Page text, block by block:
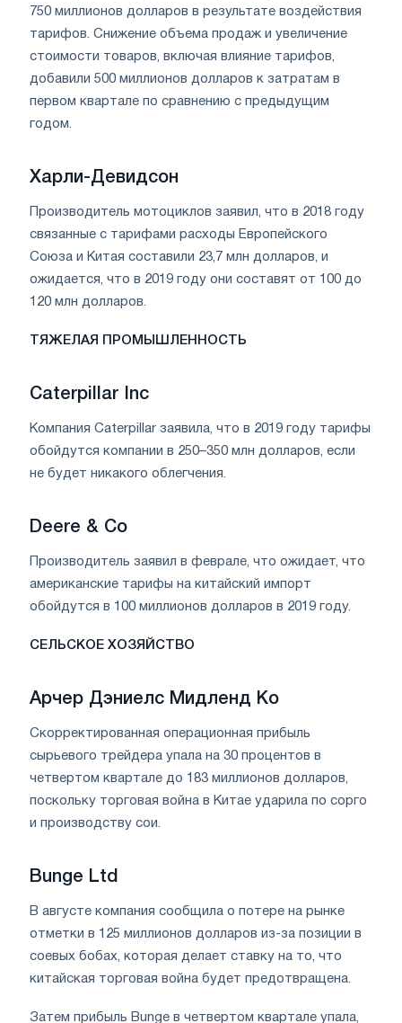
750 миллионов долларов в результате воздействия
тарифов. Снижение объема продаж и увеличение
стоимости товаров, включая влияние тарифов,
добавили 500 миллионов долларов к затратам в
первом квартале по сравнению с предыдущим
годом.
Харли-Девидсон
Производитель мотоциклов заявил, что в 2018 году
связанные с тарифами расходы Европейского
Союза и Китая составили 23,7 млн ​​долларов, и
ожидается, что в 2019 году они составят от 100 до
120 млн долларов.
ТЯЖЕЛАЯ ПРОМЫШЛЕННОСТЬ
Caterpillar Inc
Компания Caterpillar заявила, что в 2019 году тарифы
обойдутся компании в 250–350 млн долларов, если
не будет никакого облегчения.
Deere & Co
Производитель заявил в феврале, что ожидает, что
американские тарифы на китайский импорт
обойдутся в 100 миллионов долларов в 2019 году.
СЕЛЬСКОЕ ХОЗЯЙСТВО
Арчер Дэниелс Мидленд Ко
Скорректированная операционная прибыль
сырьевого трейдера упала на 30 процентов в
четвертом квартале до 183 миллионов долларов,
поскольку торговая война в Китае ударила по сорго
и производству сои.
Bunge Ltd
В августе компания сообщила о потере на рынке
отметки в 125 миллионов долларов из-за позиции в
соевых бобах, которая делает ставку на то, что
китайская торговая война будет предотвращена.
Затем прибыль Bunge в четвертом квартале упала,